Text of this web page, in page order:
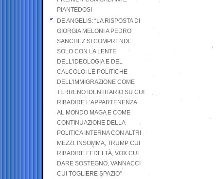
PIANTEDOSI
DE ANGELIS: “LA RISPOSTA DI
GIORGIA MELONI A PEDRO
SANCHEZ SI COMPRENDE
SOLO CON LA LENTE
DELL’IDEOLOGIA E DEL
CALCOLO: LE POLITICHE
DELL’IMMIGRAZIONE COME
TERRENO IDENTITARIO SU CUI
RIBADIRE L’APPARTENENZA
AL MONDO MAGA E COME
CONTINUAZIONE DELLA
POLITICA INTERNA CON ALTRI
MEZZI. INSOMMA, TRUMP CUI
RIBADIRE FEDELTÀ, VOX CUI
DARE SOSTEGNO, VANNACCI
CUI TOGLIERE SPAZIO”